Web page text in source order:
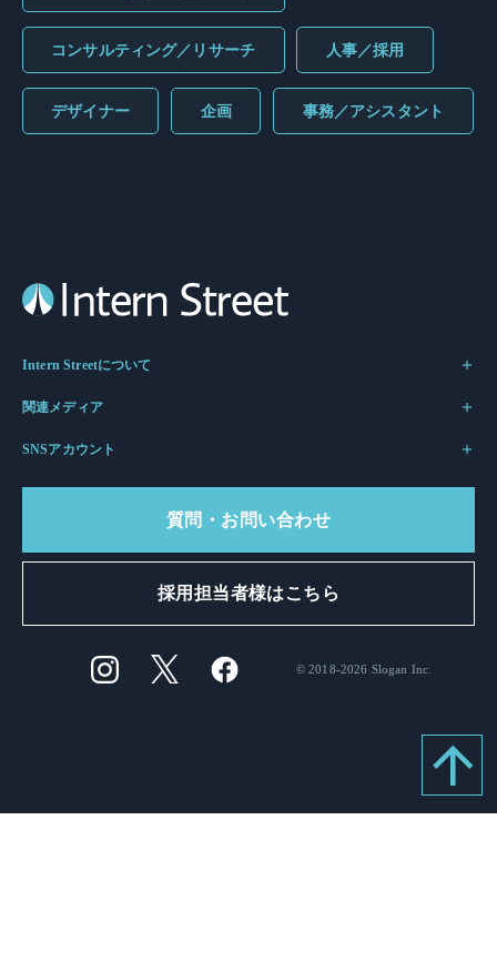
コンサルティング／リサーチ 人事／採用
デザイナー 企画 事務／アシスタント
Intern Streetについて
関連メディア
SNSアカウント
質問・お問い合わせ
採用担当者様はこちら
© 2018-2026 Slogan Inc.